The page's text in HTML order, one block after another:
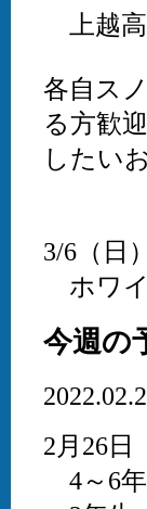
上越
各自ス
る方歓
したい
3/6（日）
ホワ
今週の
2月26日
4～6